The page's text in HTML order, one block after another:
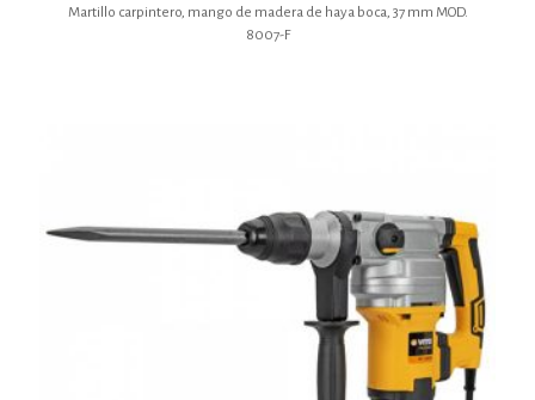
Martillo carpintero, mango de madera de haya boca, 37 mm MOD.
8007-F